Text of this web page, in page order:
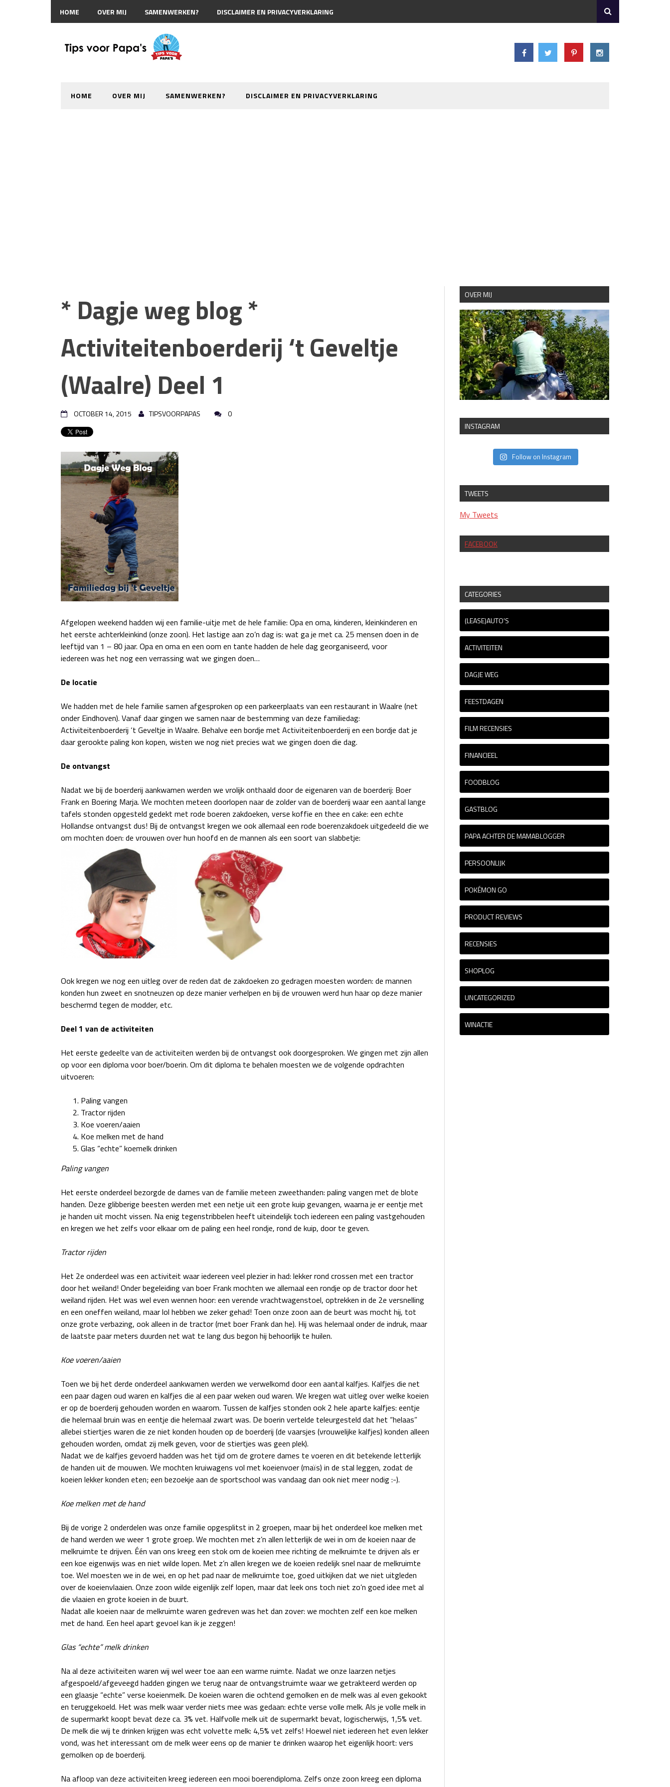
HOME OVER MIJ SAMENWERKEN? DISCLAIMER EN PRIVACYVERKLARING
HOME OVER MIJ SAMENWERKEN? DISCLAIMER EN PRIVACYVERKLARING
* Dagje weg blog *
Activiteitenboerderij ‘t Geveltje
(Waalre) Deel 1
OCTOBER 14, 2015 TIPSVOORPAPAS 0
Afgelopen weekend hadden wij een familie-uitje met de hele familie: Opa en oma, kinderen, kleinkinderen en
het eerste achterkleinkind (onze zoon). Het lastige aan zo’n dag is: wat ga je met ca. 25 mensen doen in de
leeftijd van 1 – 80 jaar. Opa en oma en een oom en tante hadden de hele dag georganiseerd, voor
iedereen was het nog een verrassing wat we gingen doen…
De locatie
We hadden met de hele familie samen afgesproken op een parkeerplaats van een restaurant in Waalre (net
onder Eindhoven). Vanaf daar gingen we samen naar de bestemming van deze familiedag:
Activiteitenboerderij ‘t Geveltje in Waalre. Behalve een bordje met Activiteitenboerderij en een bordje dat je
daar gerookte paling kon kopen, wisten we nog niet precies wat we gingen doen die dag.
De ontvangst
Nadat we bij de boerderij aankwamen werden we vrolijk onthaald door de eigenaren van de boerderij: Boer
Frank en Boering Marja. We mochten meteen doorlopen naar de zolder van de boerderij waar een aantal lange
tafels stonden opgesteld gedekt met rode boeren zakdoeken, verse koffie en thee en cake: een echte
Hollandse ontvangst dus! Bij de ontvangst kregen we ook allemaal een rode boerenzakdoek uitgedeeld die we
om mochten doen: de vrouwen over hun hoofd en de mannen als een soort van slabbetje:
Ook kregen we nog een uitleg over de reden dat de zakdoeken zo gedragen moesten worden: de mannen
konden hun zweet en snotneuzen op deze manier verhelpen en bij de vrouwen werd hun haar op deze manier
beschermd tegen de modder, etc.
Deel 1 van de activiteiten
Het eerste gedeelte van de activiteiten werden bij de ontvangst ook doorgesproken. We gingen met zijn allen
op voor een diploma voor boer/boerin. Om dit diploma te behalen moesten we de volgende opdrachten
uitvoeren:
Paling vangen
Tractor rijden
Koe voeren/aaien
Koe melken met de hand
Glas “echte” koemelk drinken
Paling vangen
Het eerste onderdeel bezorgde de dames van de familie meteen zweethanden: paling vangen met de blote
handen. Deze glibberige beesten werden met een netje uit een grote kuip gevangen, waarna je er eentje met
je handen uit mocht vissen. Na enig tegenstribbelen heeft uiteindelijk toch iedereen een paling vastgehouden
en kregen we het zelfs voor elkaar om de paling een heel rondje, rond de kuip, door te geven.
Tractor rijden
Het 2e onderdeel was een activiteit waar iedereen veel plezier in had: lekker rond crossen met een tractor
door het weiland! Onder begeleiding van boer Frank mochten we allemaal een rondje op de tractor door het
weiland rijden. Het was wel even wennen hoor: een verende vrachtwagenstoel, optrekken in de 2e versnelling
en een oneffen weiland, maar lol hebben we zeker gehad! Toen onze zoon aan de beurt was mocht hij, tot
onze grote verbazing, ook alleen in de tractor (met boer Frank dan he). Hij was helemaal onder de indruk, maar
de laatste paar meters duurden net wat te lang dus begon hij behoorlijk te huilen.
Koe voeren/aaien
Toen we bij het derde onderdeel aankwamen werden we verwelkomd door een aantal kalfjes. Kalfjes die net
een paar dagen oud waren en kalfjes die al een paar weken oud waren. We kregen wat uitleg over welke koeien
er op de boerderij gehouden worden en waarom. Tussen de kalfjes stonden ook 2 hele aparte kalfjes: eentje
die helemaal bruin was en eentje die helemaal zwart was. De boerin vertelde teleurgesteld dat het “helaas”
allebei stiertjes waren die ze niet konden houden op de boerderij (de vaarsjes (vrouwelijke kalfjes) konden alleen
gehouden worden, omdat zij melk geven, voor de stiertjes was geen plek).
Nadat we de kalfjes gevoerd hadden was het tijd om de grotere dames te voeren en dit betekende letterlijk
de handen uit de mouwen. We mochten kruiwagens vol met koeienvoer (maïs) in de stal leggen, zodat de
koeien lekker konden eten; een bezoekje aan de sportschool was vandaag dan ook niet meer nodig :-).
Koe melken met de hand
Bij de vorige 2 onderdelen was onze familie opgesplitst in 2 groepen, maar bij het onderdeel koe melken met
de hand werden we weer 1 grote groep. We mochten met z’n allen letterlijk de wei in om de koeien naar de
melkruimte te drijven. Één van ons kreeg een stok om de koeien mee richting de melkruimte te drijven als er
een koe eigenwijs was en niet wilde lopen. Met z’n allen kregen we de koeien redelijk snel naar de melkruimte
toe. Wel moesten we in de wei, en op het pad naar de melkruimte toe, goed uitkijken dat we niet uitgleden
over de koeienvlaaien. Onze zoon wilde eigenlijk zelf lopen, maar dat leek ons toch niet zo’n goed idee met al
die vlaaien en grote koeien in de buurt.
Nadat alle koeien naar de melkruimte waren gedreven was het dan zover: we mochten zelf een koe melken
met de hand. Een heel apart gevoel kan ik je zeggen!
Glas “echte” melk drinken
Na al deze activiteiten waren wij wel weer toe aan een warme ruimte. Nadat we onze laarzen netjes
afgespoeld/afgeveegd hadden gingen we terug naar de ontvangstruimte waar we getrakteerd werden op
een glaasje “echte” verse koeienmelk. De koeien waren die ochtend gemolken en de melk was al even gekookt
en teruggekoeld. Het was melk waar verder niets mee was gedaan: echte verse volle melk. Als je volle melk in
de supermarkt koopt bevat deze ca. 3% vet. Halfvolle melk uit de supermarkt bevat, logischerwijs, 1,5% vet.
De melk die wij te drinken krijgen was echt volvette melk: 4,5% vet zelfs! Hoewel niet iedereen het even lekker
vond, was het interessant om de melk weer eens op de manier te drinken waarop het eigenlijk hoort: vers
gemolken op de boerderij.
Na afloop van deze activiteiten kreeg iedereen een mooi boerendiploma. Zelfs onze zoon kreeg een diploma
OVER MIJ
INSTAGRAM
Follow on Instagram
TWEETS
My Tweets
FACEBOOK
CATEGORIES
(LEASE)AUTO'S
ACTIVITEITEN
DAGJE WEG
FEESTDAGEN
FILM RECENSIES
FINANCIEEL
FOODBLOG
GASTBLOG
PAPA ACHTER DE MAMABLOGGER
PERSOONLIJK
POKÉMON GO
PRODUCT REVIEWS
RECENSIES
SHOPLOG
UNCATEGORIZED
WINACTIE